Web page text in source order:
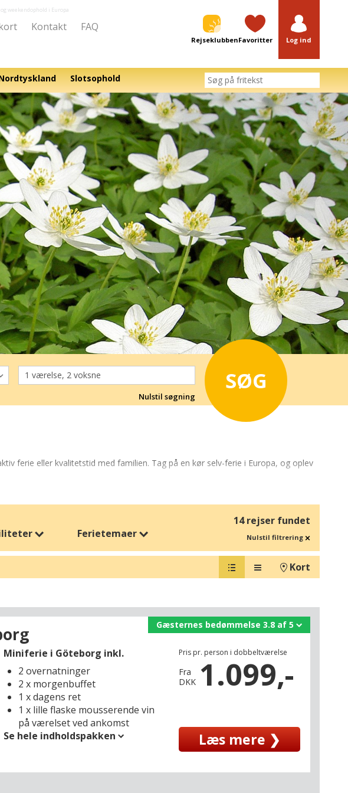
weekendophold i Europa
Kontakt FAQ
RejseklubbenFavoritter Log ind
Slotsophold
SØG
Nulstil søgning
ferie eller kvalitetstid med familien. Tag på en kør selv-ferie i Europa, og oplev
mini-getaway med venner, familie eller alene, hvor du kan samle energi og
som kombinerer komfort, oplevelser og frihed til at planlægge
14 rejser fundet
Ferietemaer Nulstil filtrering
Kort
Miniferie i Göteborg inkl.
2 overnatninger
2 x morgenbuffet
1 x dagens ret
1 x lille flaske mousserende vin
på værelset ved ankomst
Se hele indholdspakken
Pris pr. person i dobbeltværelse
Fra
DKK 1.099,-
Læs mere ❯
Gæsternes bedømmelse 3.8 af 5